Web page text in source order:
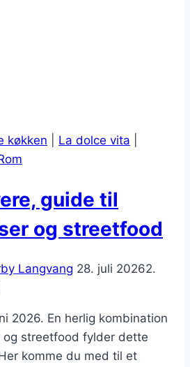
køkken La dolce vita
guide til
og streetfood
Langvang 28. juli 20262.
2026. En herlig kombination
og streetfood fylder dette
komme du med til et